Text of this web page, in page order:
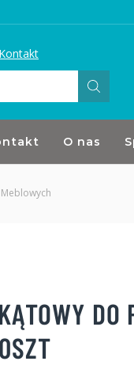
Kontakt
O nas
DO